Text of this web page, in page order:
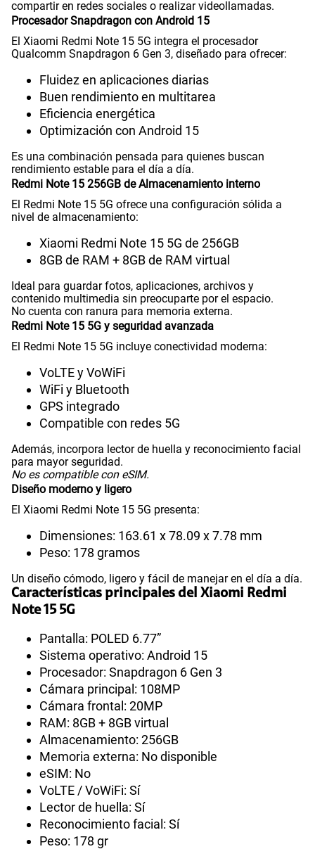
Capacidad Memoria RAM
GPS
Lector de Huella
VoLTE
Compatibilidad con eSIM
compartir en redes sociales o realizar videollamadas.
Procesador Snapdragon con Android 15
El Xiaomi Redmi Note 15 5G integra el procesador
Qualcomm Snapdragon 6 Gen 3, diseñado para ofrecer:
Fluidez en aplicaciones diarias
Buen rendimiento en multitarea
Eficiencia energética
Optimización con Android 15
Es una combinación pensada para quienes buscan
rendimiento estable para el día a día.
Redmi Note 15 256GB de Almacenamiento interno
El Redmi Note 15 5G ofrece una configuración sólida a
nivel de almacenamiento:
Xiaomi Redmi Note 15 5G de 256GB
8GB de RAM + 8GB de RAM virtual
Ideal para guardar fotos, aplicaciones, archivos y
contenido multimedia sin preocuparte por el espacio.
No cuenta con ranura para memoria externa.
Redmi Note 15 5G y seguridad avanzada
El Redmi Note 15 5G incluye conectividad moderna:
VoLTE y VoWiFi
WiFi y Bluetooth
GPS integrado
Compatible con redes 5G
Además, incorpora lector de huella y reconocimiento facial
para mayor seguridad.
No es compatible con eSIM.
Diseño moderno y ligero
El Xiaomi Redmi Note 15 5G presenta:
Dimensiones: 163.61 x 78.09 x 7.78 mm
Peso: 178 gramos
Un diseño cómodo, ligero y fácil de manejar en el día a día.
Características principales del Xiaomi Redmi
Note 15 5G
Pantalla: POLED 6.77”
Sistema operativo: Android 15
Procesador: Snapdragon 6 Gen 3
Cámara principal: 108MP
Cámara frontal: 20MP
RAM: 8GB + 8GB virtual
Almacenamiento: 256GB
Memoria externa: No disponible
eSIM: No
VoLTE / VoWiFi: Sí
Lector de huella: Sí
Reconocimiento facial: Sí
Peso: 178 gr